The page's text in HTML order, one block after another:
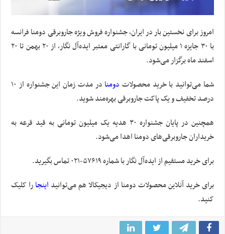
امروز برای نخستین بار در ایران، جشنواره فروش ویژه جاروبرقی دومنا فرانسه
با ۳۰ جایزه ۱ میلیون تومانی با گارانتی معتبر ایده‌آل نگار، از ۲۰ بهمن تا ۲۰
اسفند ماه برگزار می‌شود.
شما می‌توانید با خرید محصولات دومنا
در مدت زمان این جشنواره از ۱۰
درصد تخفیف و یک پاکت جاروبرقی بهره‌مند شوید.
همچنین در پایان جشنواره ۳۰ هدیه یک میلیون تومانی به قید قرعه به
خریداران جاروبرقی‌های دومنا اهدا می‌شود.
برای خرید مستقیم از ایده‌آل ‌نگار با شماره ۵۷۶۱۹-۰۲۱ تماس بگیرید.
برای خرید آنلاین محصولات دومنا از دیجیکالا هم می‌توانید اینجارا کلیک
کنید.